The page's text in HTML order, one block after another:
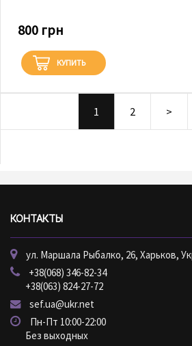
800 грн
КУПИТЬ
1 2 >
КОНТАКТЫ
ул. Маршала Рыбалко, 26, Харьков,
+38(068) 346-82-34
+38(063) 824-27-72
sef.ua@ukr.net
Пн-Пт 10:00-22:00
Без выходных